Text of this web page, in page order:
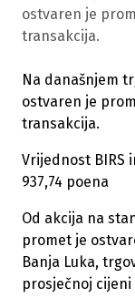
ostvaren je
transakcija.
Na današnjem
ostvaren je
transakcija.
Vrijednost BIRS
937,74 poena
Od akcija na
promet je
Banja Luka,
prosječnoj cijeni